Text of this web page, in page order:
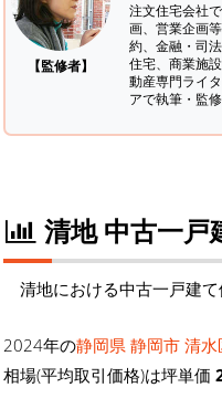
【監修者】
注文住宅会社
画、営業企画
約、金融・司
住宅、商業施
動産専門ライ
アで執筆・監修
清地 中古一戸
清地における中古一戸建
2024年の静岡県 静岡市 清水
相場(平均取引価格)は坪単価